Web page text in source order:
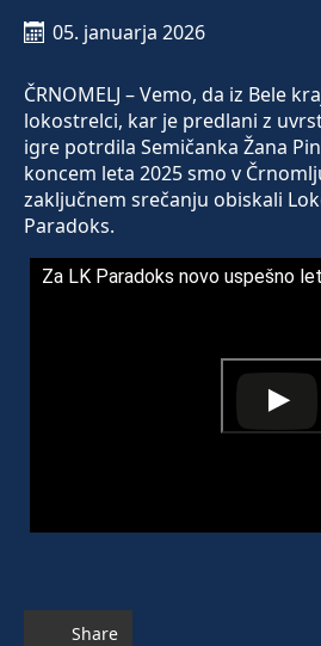
05. januarja 2026
ČRNOMELJ – Vemo, da iz Bele
lokostrelci, kar je predlani z
igre potrdila Semičanka Žana
koncem leta 2025 smo v
zaključnem srečanju obiskali
Paradoks.
Za LK Paradoks novo uspešno
Share